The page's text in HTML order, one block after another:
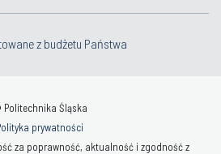
z budżetu Państwa
Śląska
prywatności
za poprawność, aktualność i zgodność z